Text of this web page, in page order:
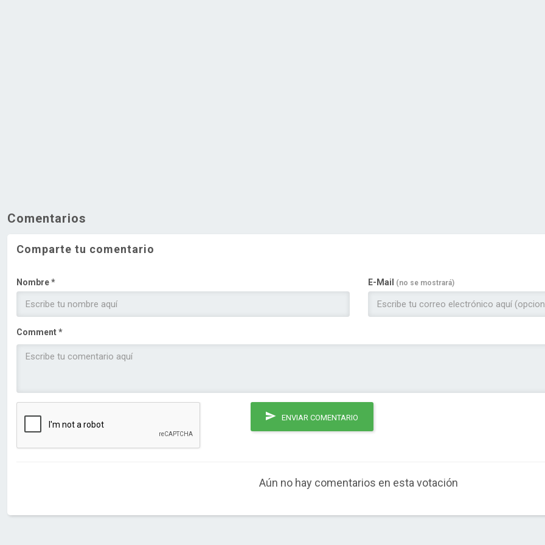
Comentarios
Comparte tu comentario
Nombre * E-Mail (no se mostrará)
Comment *
ENVIAR COMENTARIO
Aún no hay comentarios en esta votación